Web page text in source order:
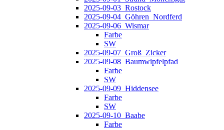
2025-09-03_Rostock
2025-09-04_Göhren_Nordferd
2025-09-06_Wismar
Farbe
SW
2025-09-07_Groß_Zicker
2025-09-08_Baumwipfelpfad
Farbe
SW
2025-09-09_Hiddensee
Farbe
SW
2025-09-10_Baabe
Farbe